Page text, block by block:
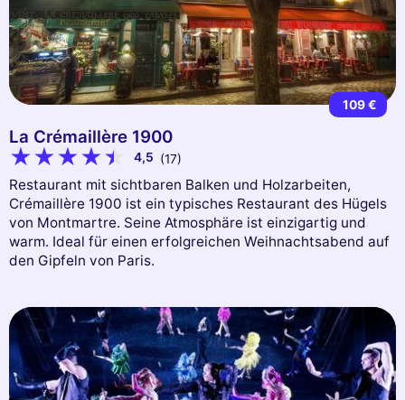
109 €
La Crémaillère 1900
4,5 (17)
Restaurant mit sichtbaren Balken und Holzarbeiten,
Crémaillère 1900 ist ein typisches Restaurant des Hügels
von Montmartre. Seine Atmosphäre ist einzigartig und
warm. Ideal für einen erfolgreichen Weihnachtsabend auf
den Gipfeln von Paris.